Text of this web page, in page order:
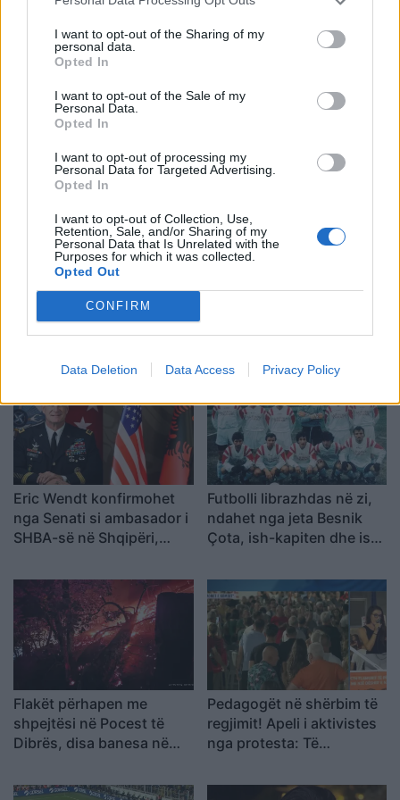
I want to opt-out of the Sharing of my
personal data.
Opted In
I want to opt-out of the Sale of my
Personal Data.
Opted In
I want to opt-out of processing my
Personal Data for Targeted Advertising.
Opted In
I want to opt-out of Collection, Use,
Retention, Sale, and/or Sharing of my
Personal Data that Is Unrelated with the
Purposes for which it was collected.
Opted Out
CONFIRM
Data Deletion Data Access Privacy Policy
Tags:
Heidi , romeo
Eric Wendt konfirmohet
nga Senati si ambasador i
SHBA-së në Shqipëri,
Trump
Futbolli librazhdas në zi,
ndahet nga jeta Besnik
Çota, ish-kapiten dhe ish-
Flakët përhapen me
shpejtësi në Pocest të
Dibrës, disa banesa në
Pedagogët në shërbim të
regjimit! Apeli i aktivistes
nga protesta: Të
Shqipërinë që meritojmë